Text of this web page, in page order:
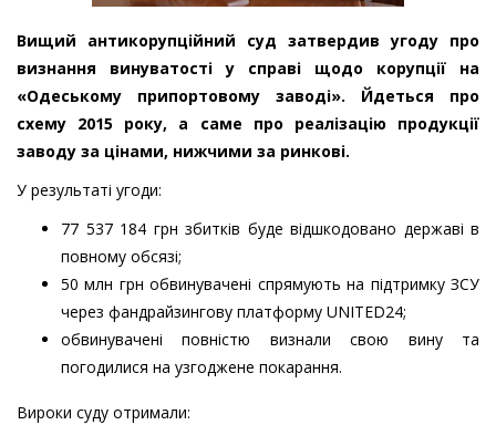
Вищий антикорупційний суд затвердив угоду про
визнання винуватості у справі щодо корупції на
«Одеському припортовому заводі». Йдеться про
схему 2015 року, а саме про реалізацію продукції
заводу за цінами, нижчими за ринкові.
У результаті угоди:
77 537 184 грн збитків буде відшкодовано державі в
повному обсязі;
50 млн грн обвинувачені спрямують на підтримку ЗСУ
через фандрайзингову платформу UNITED24;
⁠обвинувачені повністю визнали свою вину та
погодилися на узгоджене покарання.
Вироки суду отримали: